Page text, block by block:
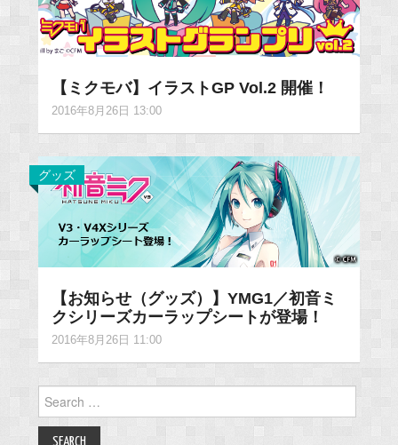
【ミクモバ】イラストGP Vol.2 開催！
2016年8月26日 13:00
グッズ
【お知らせ（グッズ）】YMG1／初音ミ
クシリーズカーラップシートが登場！
2016年8月26日 11:00
for: